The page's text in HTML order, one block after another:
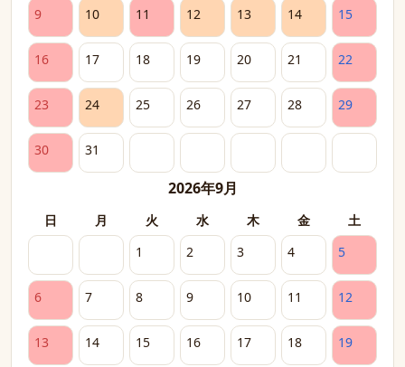
9 10 11 12 13 14 15
16 17 18 19 20 21 22
23 24 25 26 27 28 29
30 31
2026年9月
日 月 火 水 木 金
土
1
2 3 4 5
6 7 8 9 10 11 12
13 14 15 16 17 18 19